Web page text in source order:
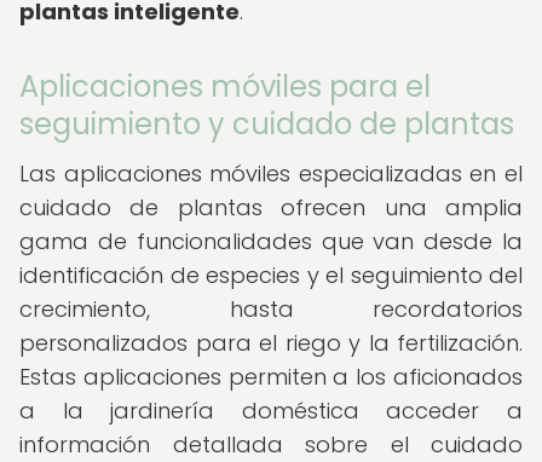
plantas inteligente.
Aplicaciones móviles para el
seguimiento y cuidado de plantas
Las aplicaciones móviles especializadas en el
cuidado de plantas ofrecen una amplia
gama de funcionalidades que van desde la
identificación de especies y el seguimiento del
crecimiento, hasta recordatorios
personalizados para el riego y la fertilización.
Estas aplicaciones permiten a los aficionados
a la jardinería doméstica acceder a
información detallada sobre el cuidado